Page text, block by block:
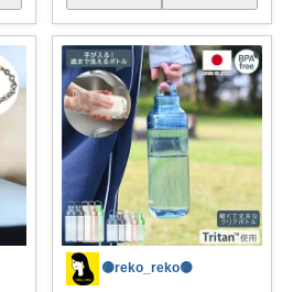
🟡reko_reko🟡